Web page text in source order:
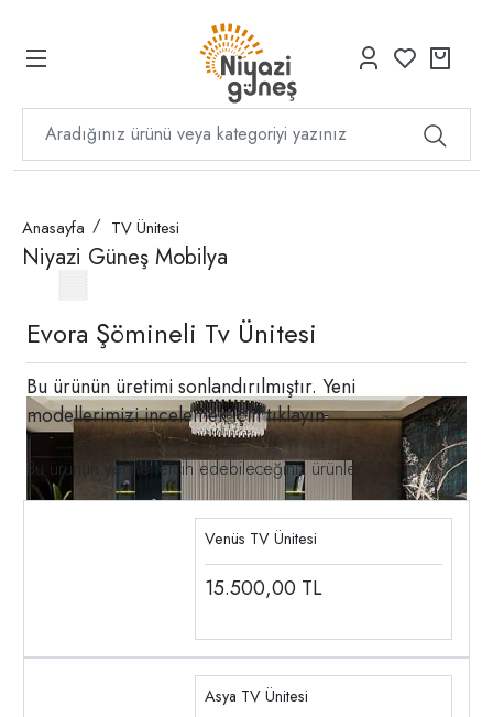
Anasayfa TV Ünitesi
Niyazi Güneş Mobilya
Evora Şömineli Tv Ünitesi
Bu ürünün üretimi sonlandırılmıştır. Yeni
modellerimizi incelemek içintıklayın
Bu ürünün yerine tercih edebileceğiniz ürünler
Venüs TV Ünitesi
15.500,00 TL
Asya TV Ünitesi